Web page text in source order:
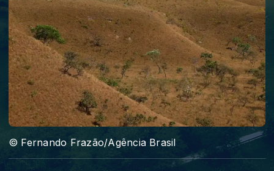
© Fernando Frazão/Agência Brasil